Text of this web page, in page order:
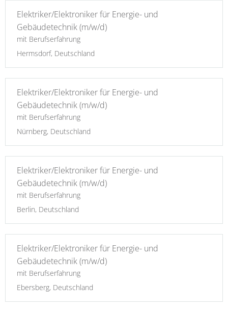
Elektriker/Elektroniker für Energie- und
Gebäudetechnik (m/w/d)
mit Berufserfahrung
Hermsdorf, Deutschland
Elektriker/Elektroniker für Energie- und
Gebäudetechnik (m/w/d)
mit Berufserfahrung
Nürnberg, Deutschland
Elektriker/Elektroniker für Energie- und
Gebäudetechnik (m/w/d)
mit Berufserfahrung
Berlin, Deutschland
Elektriker/Elektroniker für Energie- und
Gebäudetechnik (m/w/d)
mit Berufserfahrung
Ebersberg, Deutschland